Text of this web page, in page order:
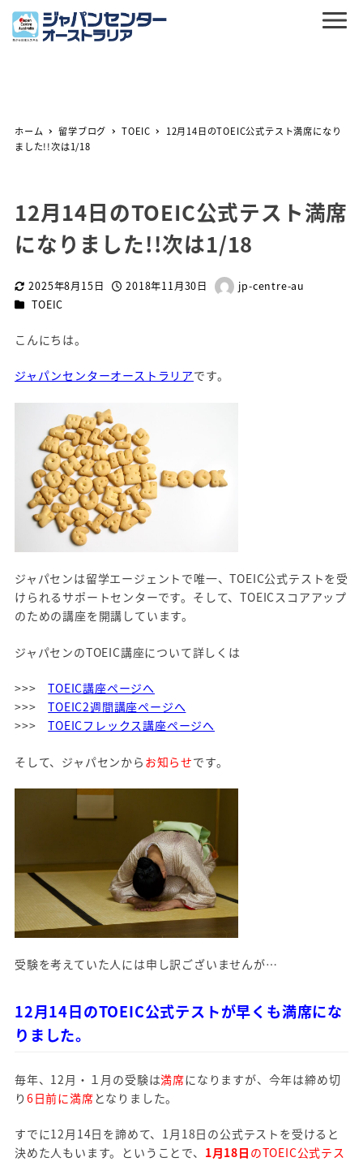
ホーム 留学ブログ TOEIC
12月14日のTOEIC公式テスト満席になり
ました!!次は1/18
12月14日のTOEIC公式テスト満席
になりました!!次は1/18
更新日2025年8月15日 投稿日2018年11月30日
著
jp-centre-au
カテゴリー
TOEIC
こんにちは。
ジャパンセンターオーストラリアです。
ジャパセンは留学エージェントで唯一、TOEIC公式テストを受
けられるサポートセンターです。そして、TOEICスコアアップ
のための講座を開講しています。
ジャパセンのTOEIC講座について詳しくは
>>>TOEIC講座ページへ
>>>TOEIC2週間講座ページへ
>>>TOEICフレックス講座ページへ
そして、ジャパセンから お知らせです。
受験を考えていた人には申し訳ございませんが…
12月14日のTOEIC公式テストが早くも満席にな
りました。
毎年、12月・１月の受験は満席になりますが、今年は締め切
り 6日前に満席 となりました。
すでに12月14日を諦めて、1月18日の公式テストを受けると
決めた人もいます。ということで、 1月18日 のTOEIC公式テス